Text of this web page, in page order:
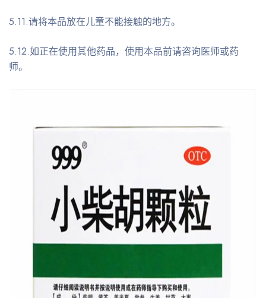
5.11.请将本品放在儿童不能接触的地方。
5.12.如正在使用其他药品，使用本品前请咨询医师或药
师。